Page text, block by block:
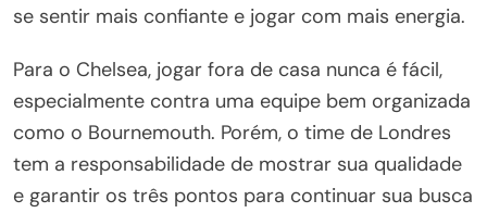
se sentir mais confiante e jogar com mais energia.
Para o Chelsea, jogar fora de casa nunca é fácil,
especialmente contra uma equipe bem organizada
como o Bournemouth. Porém, o time de Londres
tem a responsabilidade de mostrar sua qualidade
e garantir os três pontos para continuar sua busca